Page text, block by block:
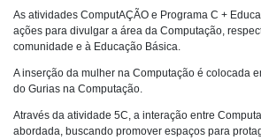
As atividades ComputAÇÃO e Programa C +
ações para divulgar a área da Computação,
comunidade e à Educação Básica.
A inserção da mulher na Computação é colocada
do Gurias na Computação.
Através da atividade 5C, a interação entre
abordada, buscando promover espaços para